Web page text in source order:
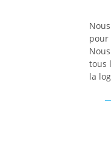
pour
tous
la